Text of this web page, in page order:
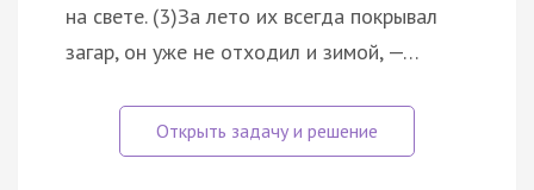
на свете. (3)За лето их всегда покрывал
загар, он уже не отходил и зимой, —…